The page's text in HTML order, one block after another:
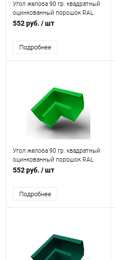
Угол желоба 90 гр. квадратный
оцинкованный порошок RAL
6035
552 руб. / шт
Подробнее
Угол желоба 90 гр. квадратный
оцинкованный порошок RAL
6038
552 руб. / шт
Подробнее